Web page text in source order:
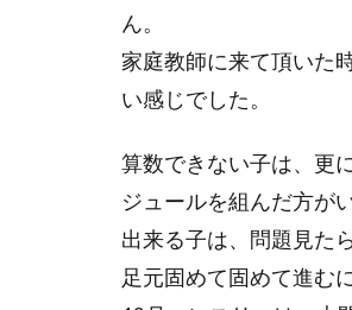
ん。
家庭教師に来て頂いた
い感じでした。
算数できない子は、更
ジュールを組んだ方が
出来る子は、問題見た
足元固めて固めて進む